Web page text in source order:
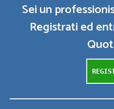
Sei un
Registrati ed